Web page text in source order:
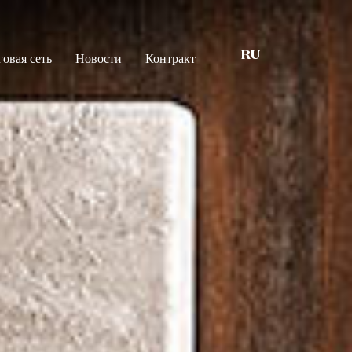
сеть Новости Контракт RU
кабины
гарнитуры
that matter